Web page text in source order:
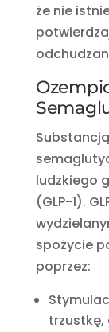
że nie
ludzkiego
(GLP-1).
spożycie
poprzez:
trzustkę,